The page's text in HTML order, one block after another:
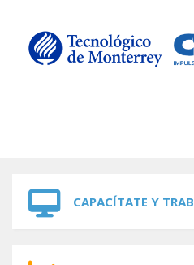
CAPACÍTATE Y